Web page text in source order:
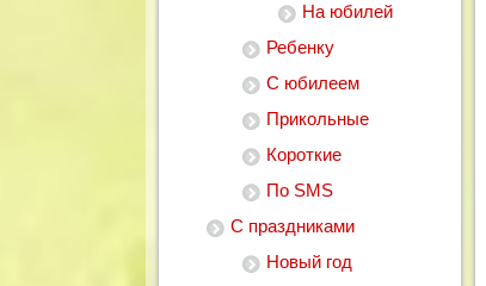
На юбилей
Ребенку
С юбилеем
Прикольные
Короткие
По SMS
С праздниками
Новый год